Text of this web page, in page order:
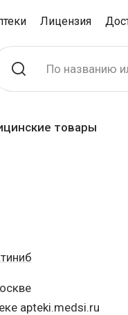
Лицензия
По названию
товары
apteki.medsi.ru